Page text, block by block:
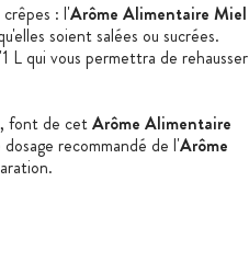
: l'Arôme Alimentaire Miel
soient salées ou sucrées.
L qui vous permettra de rehausser
font de cetArôme Alimentaire
recommandé de l'Arôme